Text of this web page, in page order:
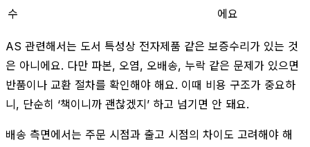
수
에요
AS 관련해서는 도서 특성상 전자제품 같은 보증수리가 있는 것
은 아니에요. 다만 파본, 오염, 오배송, 누락 같은 문제가 있으면
반품이나 교환 절차를 확인해야 해요. 이때 비용 구조가 중요하
니, 단순히 ‘책이니까 괜찮겠지’ 하고 넘기면 안 돼요.
배송 측면에서는 주문 시점과 출고 시점의 차이도 고려해야 해